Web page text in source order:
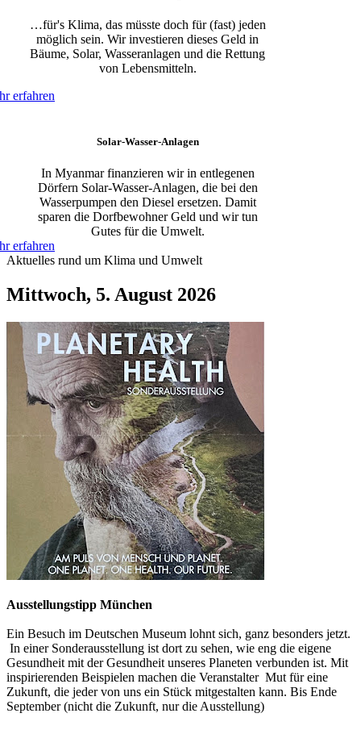
…für's Klima, das müsste doch für (fast) jeden
möglich sein. Wir investieren dieses Geld in
Bäume, Solar, Wasseranlagen und die Rettung
von Lebensmitteln.
erfahren
Solar-Wasser-Anlagen
In Myanmar finanzieren wir in entlegenen
Dörfern Solar-Wasser-Anlagen, die bei den
Wasserpumpen den Diesel ersetzen. Damit
sparen die Dorfbewohner Geld und wir tun
Gutes für die Umwelt.
erfahren
Aktuelles rund um Klima und Umwelt
Mittwoch, 5. August 2026
Ausstellungstipp München
Ein Besuch im Deutschen Museum lohnt sich, ganz besonders jetzt.
In einer Sonderausstellung ist dort zu sehen, wie eng die eigene
Gesundheit mit der Gesundheit unseres Planeten verbunden ist. Mit
inspirierenden Beispielen machen die Veranstalter Mut für eine
Zukunft, die jeder von uns ein Stück mitgestalten kann. Bis Ende
September (nicht die Zukunft, nur die Ausstellung)